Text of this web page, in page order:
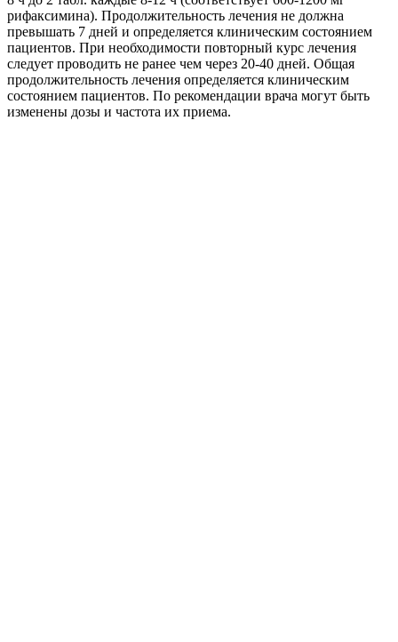
рифаксимина). Продолжительность лечения не должна
превышать 7 дней и определяется клиническим состоянием
пациентов. При необходимости повторный курс лечения
следует проводить не ранее чем через 20-40 дней. Общая
продолжительность лечения определяется клиническим
состоянием пациентов. По рекомендации врача могут быть
изменены дозы и частота их приема.